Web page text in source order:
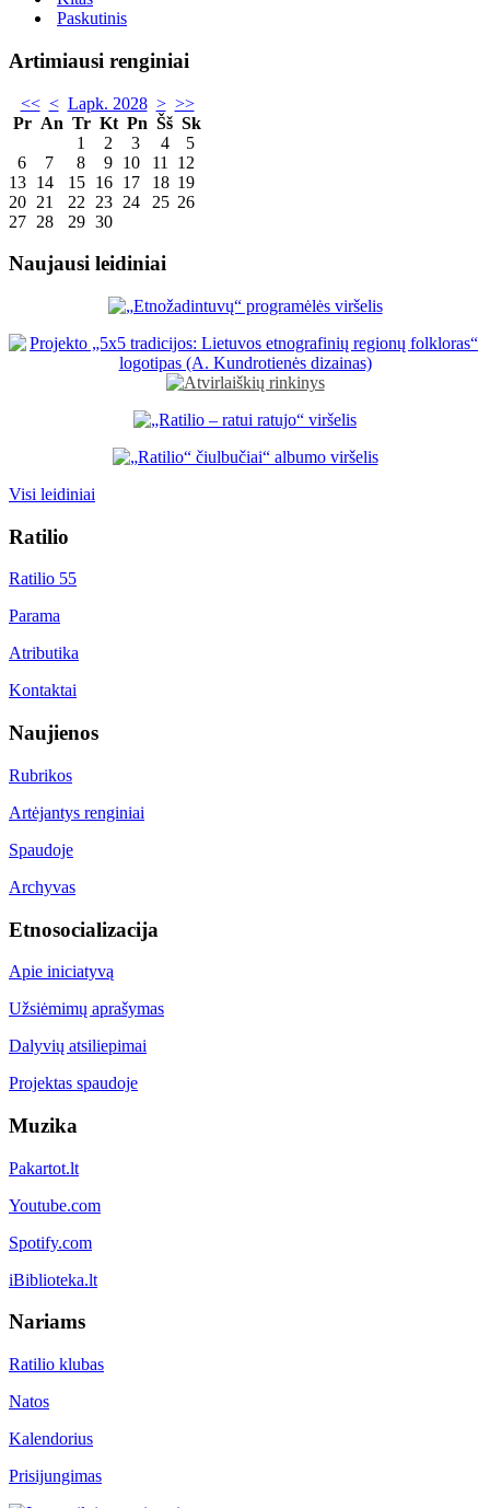
Paskutinis
Artimiausi renginiai
<< < Lapk. 2028 > >>
Pr An Tr Kt Pn Šš Sk
1
2 3 4
5
6
7 8 9 10 11
12
13 14 15 16 17 18 19
20 21 22 23 24 25 26
27 28 29 30
Naujausi leidiniai
Visi leidiniai
Ratilio
Ratilio 55
Parama
Atributika
Kontaktai
Naujienos
Rubrikos
Artėjantys renginiai
Spaudoje
Archyvas
Etnosocializacija
Apie iniciatyvą
Užsiėmimų aprašymas
Dalyvių atsiliepimai
Projektas spaudoje
Muzika
Pakartot.lt
Youtube.com
Spotify.com
iBiblioteka.lt
Nariams
Ratilio klubas
Natos
Kalendorius
Prisijungimas